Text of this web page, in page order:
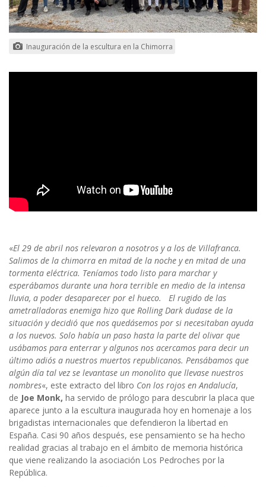
Inauguración de la escultura en la Chimorra
«El 29 de abril nos relevaron a nosotros y a los de Villafranca.
Salimos de la chimorra en mitad de la noche y en mitad de una
tormenta eléctrica. Teníamos todo listo para marchar y
esperábamos durante una hora terrible en medio de la intensa
lluvia, a poder desaparecer por el hueco. El rugido de las
ametralladoras enemiga hizo que Rolling Dark dudase de la
situación y decidió que nos quedásemos por si necesitaban ayuda
a los nuevos. Solo había un paso hasta la parte del olivar que
usábamos para enterrar y algunos nos acercamos para decir un
último adiós a nuestros muertos republicanos. Pensábamos que
algún día tal vez se levantase un monolito que llevase nuestros
nombres«, este extracto del libro Con los rojos en Andalucía,
de Joe Monk, ha servido de prólogo para descubrir la placa que
aparece junto a la escultura inaugurada hoy en homenaje a los
brigadistas internacionales que defendieron la libertad en
España. Casi 90 años después, ese pensamiento se ha hecho
realidad gracias al trabajo en el ámbito de memoria histórica
que viene realizando la asociación Los Pedroches por la
República.